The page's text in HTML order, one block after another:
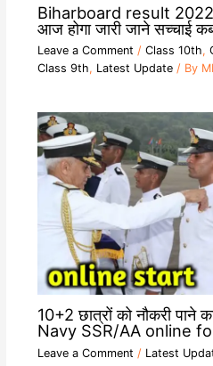
Biharboard result 2022
आज होगा जारी जाने सच्चाई कब
Leave a Comment / Class 10th,
Class 9th, Latest Update/ By
10+2 छात्रों को नौकरी पाने
Navy SSR/AA online
Leave a Comment / Latest